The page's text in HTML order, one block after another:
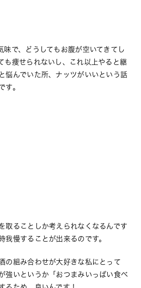
味で、どうしてもお腹が空いてきてし
も痩せられないし、これ以上やると継
悩んでいた所、ナッツがいいという話
す。
取ることしか考えられなくなるんです
我慢することが出来るのです。
の組み合わせが大好きな私にとって
強いというか「おつまみいっぱい食べ